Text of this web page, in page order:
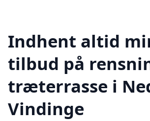
Indhent altid
tilbud på
træterrasse i
Vindinge